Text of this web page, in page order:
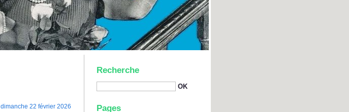
dimanche 22 février 2026
Recherche
Pages